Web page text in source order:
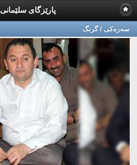
پارێزگای سلێمانی
سه‌ره‌كی / گرنگ